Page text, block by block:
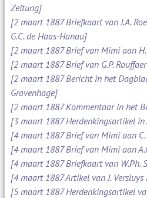
Zeitung]
[2 maart 1887 Briefkaart van J.A.
G.C. de Haas-Hanau]
[2 maart 1887 Brief van Mimi aan
[2 maart 1887 Brief van G.P.
[2 maart 1887 Bericht in het
Gravenhage]
[2 maart 1887 Kommentaar in het
[3 maart 1887 Herdenkingsartikel in
[4 maart 1887 Brief van Mimi aan
[4 maart 1887 Brief van Mimi aan
[4 maart 1887 Briefkaart van W.Ph.
[4 maart 1887 Artikel van J.
[5 maart 1887 Herdenkingsartikel